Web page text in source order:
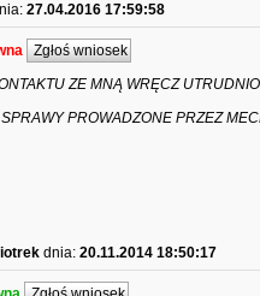
27.04.2016 17:59:58
Zgłoś wniosek
ZE MNĄ WRĘCZ
PROWADZONE PRZEZ
dnia: 20.11.2014 18:50:17